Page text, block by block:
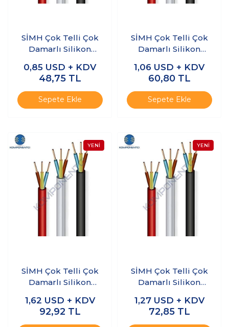
SİMH Çok Telli Çok
Damarlı Silikon
Metre
0,85 USD + KDV
48,75 TL
Sepete Ekle
SİMH Çok Telli Çok
Damarlı Silikon
Metre
1,06 USD + KDV
60,80 TL
Sepete Ekle
SİMH Çok Telli Çok
Damarlı Silikon
Metre
1,62 USD + KDV
92,92 TL
SİMH Çok Telli Çok
Damarlı Silikon
Metre
1,27 USD + KDV
72,85 TL